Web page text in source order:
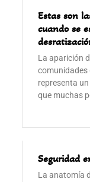
Estas son
cuando se
La aparición
comunidades
representa
que muchas
Seguridad
La anatomía